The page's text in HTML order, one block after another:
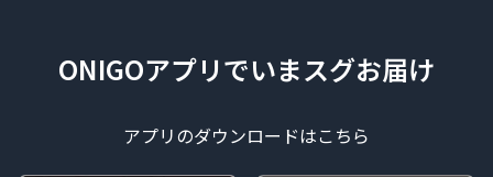
ONIGOアプリでいまスグお届け
アプリのダウンロードはこちら